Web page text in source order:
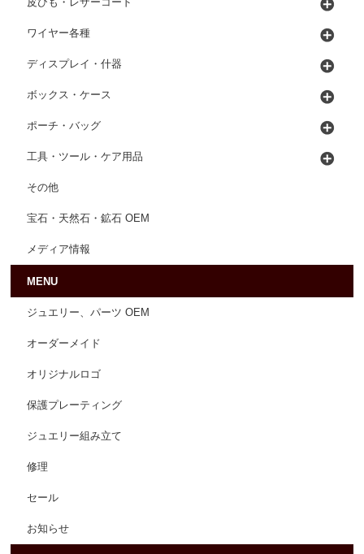
ワイヤー各種
ディスプレイ・什器
ボックス・ケース
ポーチ・バッグ
工具・ツール・ケア用品
その他
宝石・天然石・鉱石 OEM
メディア情報
MENU
ジュエリー、パーツ OEM
オーダーメイド
オリジナルロゴ
保護プレーティング
ジュエリー組み立て
修理
セール
お知らせ